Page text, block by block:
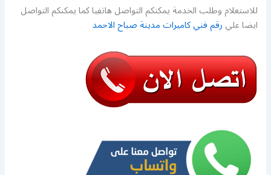
للاستعلام وطلب الخدمة يمكنكم التواصل هاتفيا كما يمكنكم التواصل
ايضا عليرقم فني كاميرات مدينة صباح الاحمد